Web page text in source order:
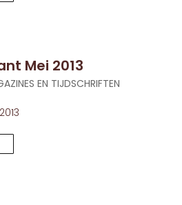
Mei 2013
EN TIJDSCHRIFTEN